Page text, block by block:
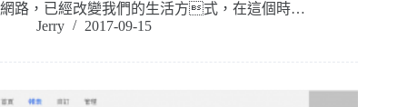
網路，已經改變我們的生活方式，在這個時…
Jerry
2017-09-15